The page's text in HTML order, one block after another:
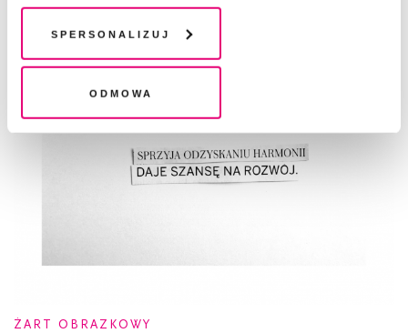
chwili wycofać lub ponowić w zakładce "Ustawienia
plików cookie". Wycofanie zgody nie wpływa na
legalność przetwarzania danych przed jej wycofaniem
Spersonalizuj
Odmowa
ŻART OBRAZKOWY